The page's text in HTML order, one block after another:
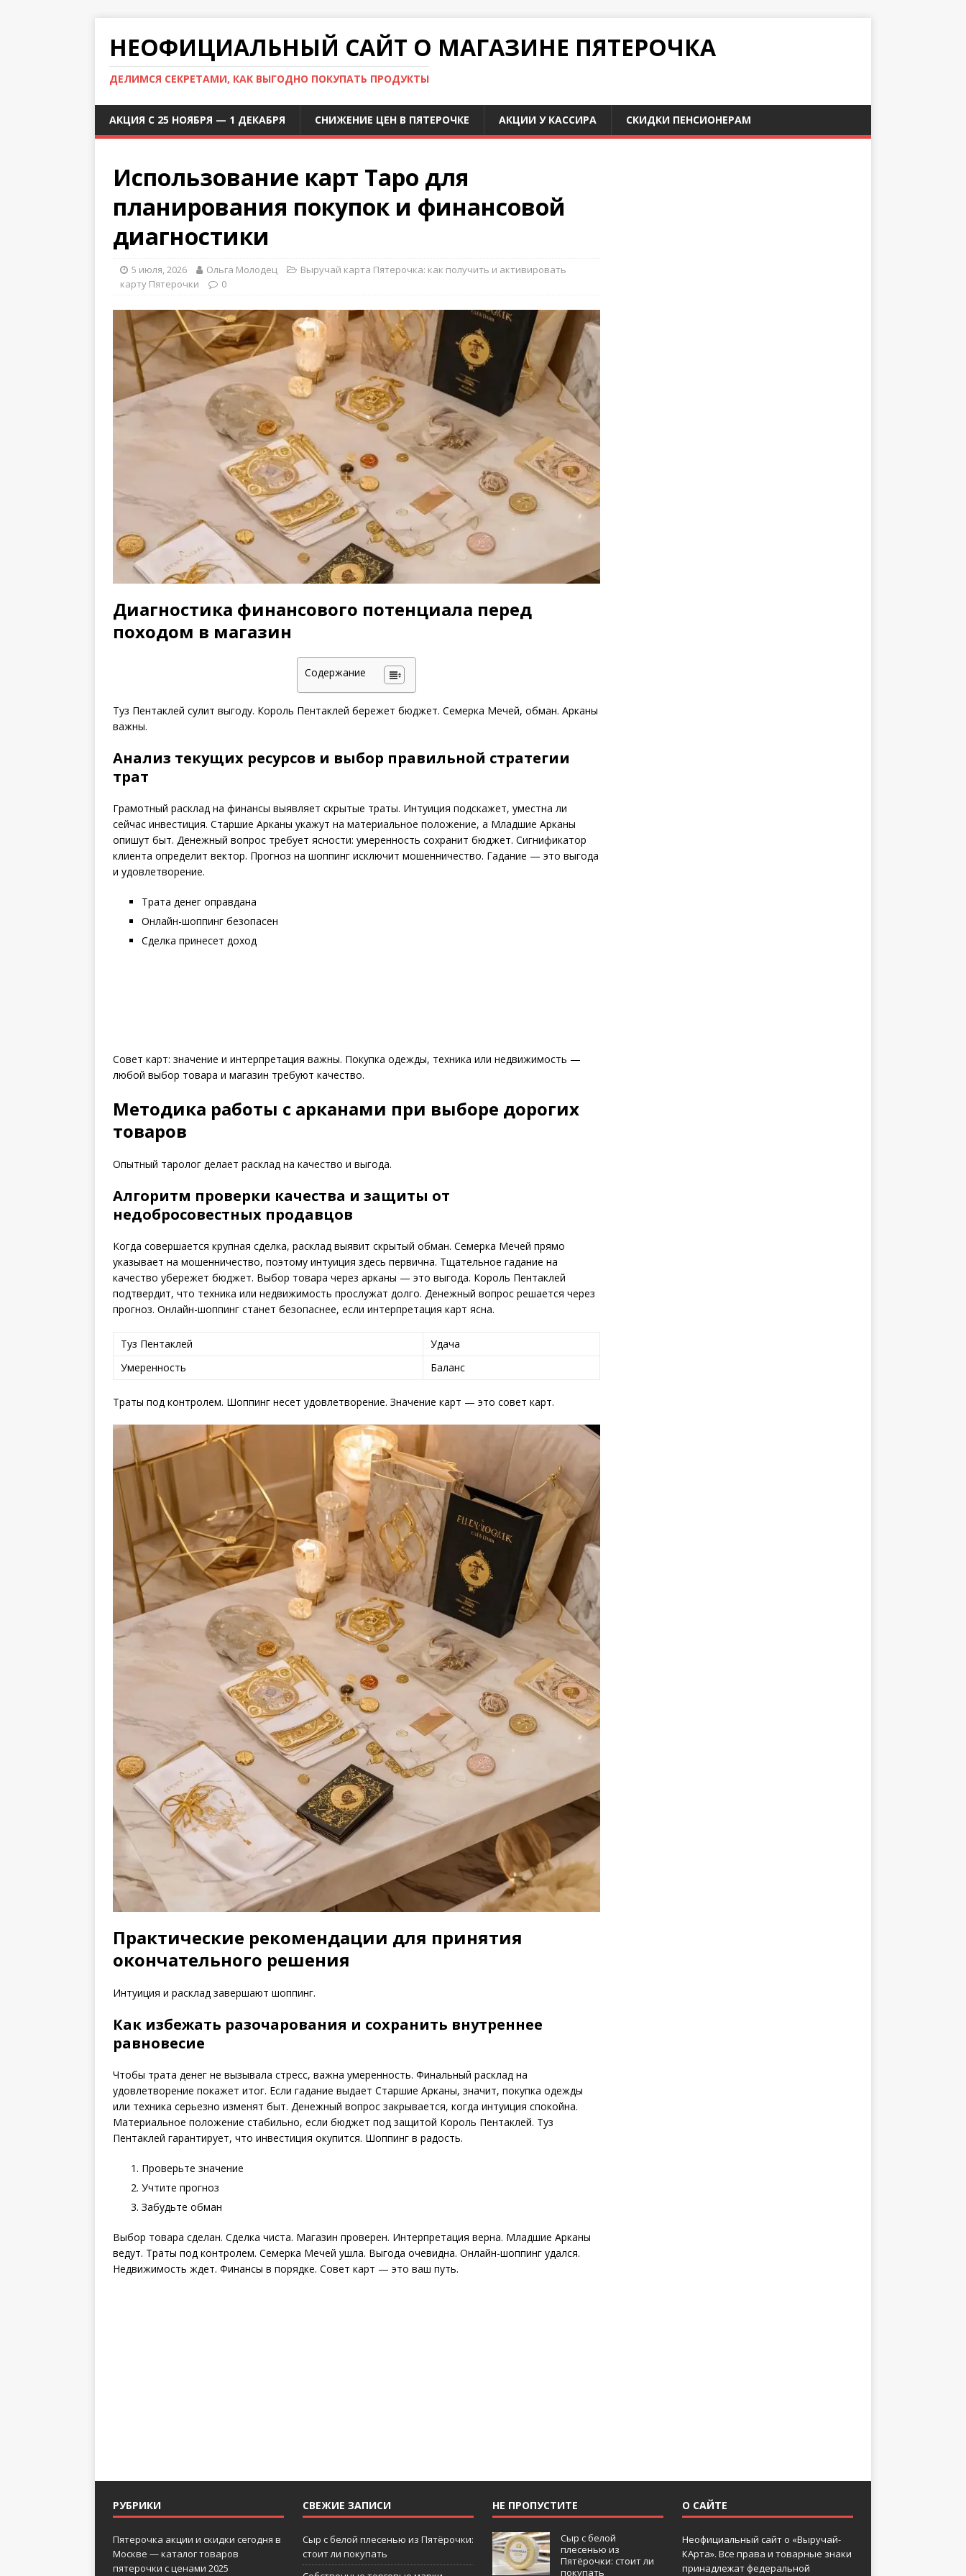
НЕОФИЦИАЛЬНЫЙ САЙТ О МАГАЗИНЕ ПЯТЕРОЧКА
ДЕЛИМСЯ СЕКРЕТАМИ, КАК ВЫГОДНО ПОКУПАТЬ ПРОДУКТЫ
АКЦИЯ С 25 НОЯБРЯ — 1 ДЕКАБРЯ СНИЖЕНИЕ ЦЕН В ПЯТЕРОЧКЕ АКЦИИ У КАССИРА СКИДКИ ПЕНСИОНЕРАМ
Использование карт Таро для
планирования покупок и финансовой
диагностики
5 июля, 2026 Ольга Молодец
Выручай карта Пятерочка: как получить и активировать
карту Пятерочки
0
Диагностика финансового потенциала перед
походом в магазин
Содержание
Туз Пентаклей сулит выгоду. Король Пентаклей бережет бюджет. Семерка Мечей, обман. Арканы
важны.
Анализ текущих ресурсов и выбор правильной стратегии
трат
Грамотный расклад на финансы выявляет скрытые траты. Интуиция подскажет, уместна ли
сейчас инвестиция. Старшие Арканы укажут на материальное положение, а Младшие Арканы
опишут быт. Денежный вопрос требует ясности: умеренность сохранит бюджет. Сигнификатор
клиента определит вектор. Прогноз на шоппинг исключит мошенничество. Гадание — это выгода
и удовлетворение.
Трата денег оправдана
Онлайн-шоппинг безопасен
Сделка принесет доход
Совет карт: значение и интерпретация важны. Покупка одежды, техника или недвижимость —
любой выбор товара и магазин требуют качество.
Методика работы с арканами при выборе дорогих
товаров
Опытный таролог делает расклад на качество и выгода.
Алгоритм проверки качества и защиты от
недобросовестных продавцов
Когда совершается крупная сделка, расклад выявит скрытый обман. Семерка Мечей прямо
указывает на мошенничество, поэтому интуиция здесь первична. Тщательное гадание на
качество убережет бюджет. Выбор товара через арканы — это выгода. Король Пентаклей
подтвердит, что техника или недвижимость прослужат долго. Денежный вопрос решается через
прогноз. Онлайн-шоппинг станет безопаснее, если интерпретация карт ясна.
Туз Пентаклей
Удача
Умеренность
Баланс
Траты под контролем. Шоппинг несет удовлетворение. Значение карт — это совет карт.
Практические рекомендации для принятия
окончательного решения
Интуиция и расклад завершают шоппинг.
Как избежать разочарования и сохранить внутреннее
равновесие
Чтобы трата денег не вызывала стресс, важна умеренность. Финальный расклад на
удовлетворение покажет итог. Если гадание выдает Старшие Арканы, значит, покупка одежды
или техника серьезно изменят быт. Денежный вопрос закрывается, когда интуиция спокойна.
Материальное положение стабильно, если бюджет под защитой Король Пентаклей. Туз
Пентаклей гарантирует, что инвестиция окупится. Шоппинг в радость.
Проверьте значение
Учтите прогноз
Забудьте обман
Выбор товара сделан. Сделка чиста. Магазин проверен. Интерпретация верна. Младшие Арканы
ведут. Траты под контролем. Семерка Мечей ушла. Выгода очевидна. Онлайн-шоппинг удался.
Недвижимость ждет. Финансы в порядке. Совет карт — это ваш путь.
РУБРИКИ
Пятерочка акции и скидки сегодня в
Москве — каталог товаров
пятерочки с ценами 2025
СВЕЖИЕ ЗАПИСИ
Сыр с белой плесенью из Пятёрочки:
стоит ли покупать
НЕ ПРОПУСТИТЕ
Сыр с белой
плесенью из
Пятёрочки: стоит ли
покупать
О САЙТЕ
Неофициальный сайт о «Выручай-
КАрта». Все права и товарные знаки
принадлежат федеральной